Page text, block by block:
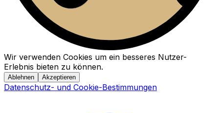
Wir verwenden Cookies um ein besseres Nutzer-
Erlebnis bieten zu können.
Ablehnen Akzeptieren
Datenschutz- und Cookie-Bestimmungen